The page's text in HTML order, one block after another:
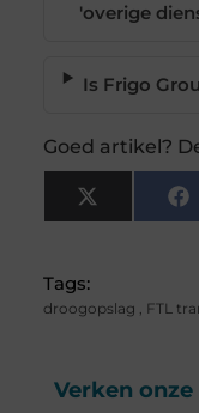
'overige
Is Frigo
Goed artikel?
X
(Twitter)
Tags:
droogopslag , FTL
Verken